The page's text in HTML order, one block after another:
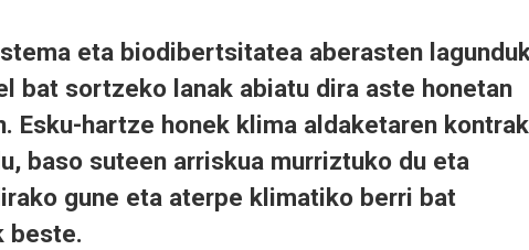
eta biodibertsitatea aberasten
bat sortzeko lanak abiatu dira aste honetan
Esku-hartze honek klima aldaketaren
baso suteen arriskua murriztuko du eta
gune eta aterpe klimatiko berri bat
beste.